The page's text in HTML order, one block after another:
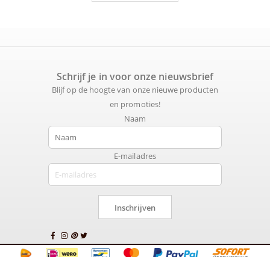
Schrijf je in voor onze nieuwsbrief
Blijf op de hoogte van onze nieuwe producten
en promoties!
Naam
E-mailadres
Inschrijven